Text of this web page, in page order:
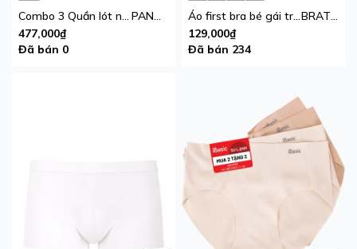
477,000₫
Đã bán 0
129,000₫
Đã bán 234